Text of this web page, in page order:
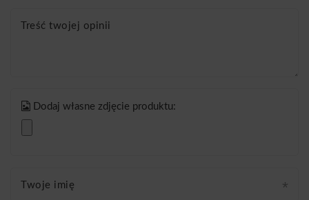
Treść twojej opinii
Dodaj własne zdjęcie produktu:
Twoje imię